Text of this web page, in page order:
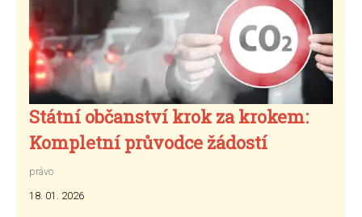
Státní občanství krok za krokem:
Kompletní průvodce žádostí
právo
18. 01. 2026